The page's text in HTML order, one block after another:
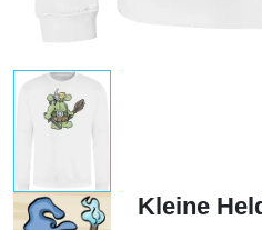
Kleine